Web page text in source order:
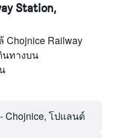
Station,
Chojnice Railway
นทางบน
Chojnice, โปแลนด์